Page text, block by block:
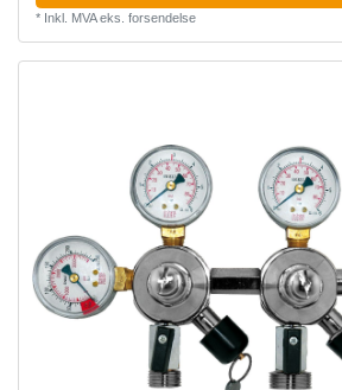
* Inkl. MVAeks. forsendelse